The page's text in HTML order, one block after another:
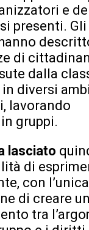
e
presenti. Gli
di
dalla
diversi
lavorando
gruppi.
lasciato
di
con l’unica
di creare un
tra